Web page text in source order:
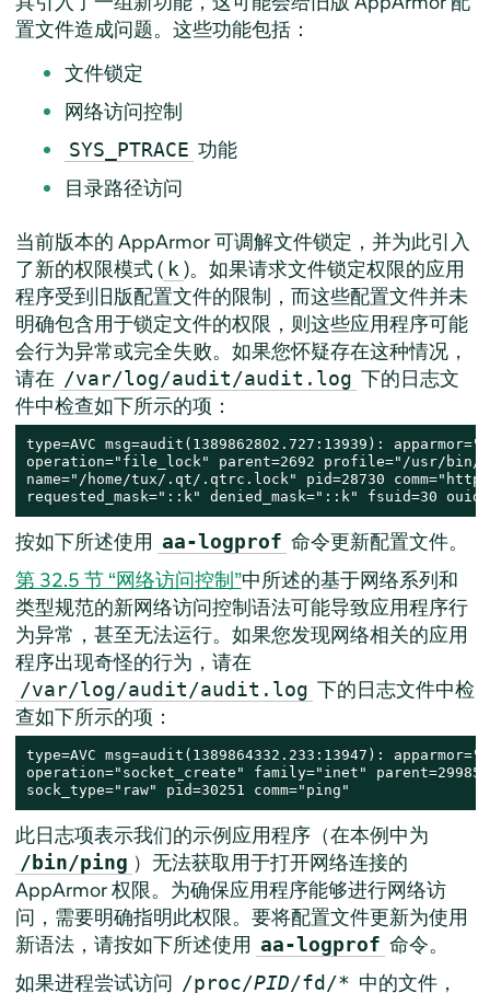
置文件造成问题。这些功能包括：
文件锁定
网络访问控制
SYS_PTRACE 功能
目录路径访问
当前版本的 AppArmor可调解文件锁定，并为此引入
了新的权限模式 ( k )。如果请求文件锁定权限的应用
程序受到旧版配置文件的限制，而这些配置文件并未
明确包含用于锁定文件的权限，则这些应用程序可能
会行为异常或完全失败。如果您怀疑存在这种情况，
请在 /var/log/audit/audit.log 下的日志文
件中检查如下所示的项：
type=AVC msg=audit(1389862802.727:13939):
operation="file_lock" parent=2692 profile="/usr/bin/
name="/home/tux/.qt/.qtrc.lock" pid=28730
requested_mask="::k" denied_mask="::k" fsuid=30
按如下所述使用 aa-logprof 命令更新配置文件。
第 32.5 节 “网络访问控制”中所述的基于网络系列和
类型规范的新网络访问控制语法可能导致应用程序行
为异常，甚至无法运行。如果您发现网络相关的应用
程序出现奇怪的行为，请在
/var/log/audit/audit.log 下的日志文件中检
查如下所示的项：
type=AVC msg=audit(1389864332.233:13947):
operation="socket_create" family="inet"
sock_type="raw" pid=30251 comm="ping"
此日志项表示我们的示例应用程序（在本例中为
/bin/ping ）无法获取用于打开网络连接的
AppArmor权限。为确保应用程序能够进行网络访
问，需要明确指明此权限。要将配置文件更新为使用
新语法，请按如下所述使用 aa-logprof 命令。
如果进程尝试访问 /proc/PID/fd/* 中的文件，